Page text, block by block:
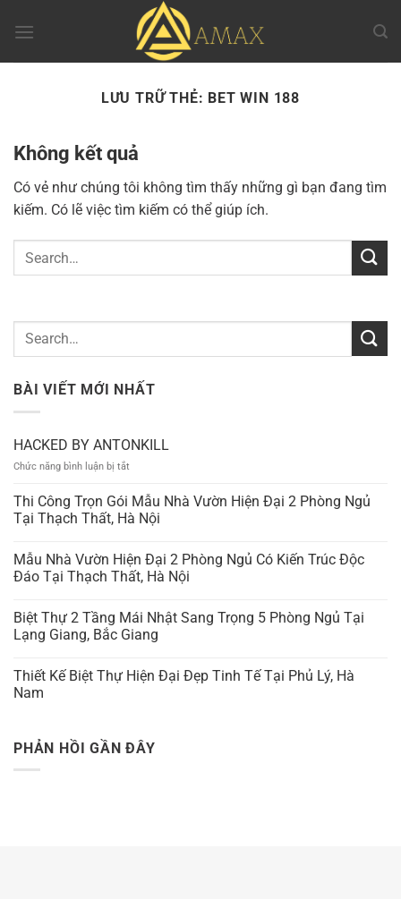
đến
LƯU TRỮ THẺ: BET WIN 188
Không kết quả
Có vẻ như chúng tôi không tìm thấy những gì bạn đang tìm
kiếm. Có lẽ việc tìm kiếm có thể giúp ích.
BÀI VIẾT MỚI NHẤT
HACKED BY ANTONKILL
Chức năng bình luận bị tắt
BY
ANTONKILL
Thi Công Trọn Gói Mẫu Nhà Vườn Hiện Đại 2 Phòng Ngủ
Tại Thạch Thất, Hà Nội
Mẫu Nhà Vườn Hiện Đại 2 Phòng Ngủ Có Kiến Trúc Độc
Đáo Tại Thạch Thất, Hà Nội
Biệt Thự 2 Tầng Mái Nhật Sang Trọng 5 Phòng Ngủ Tại
Lạng Giang, Bắc Giang
Thiết Kế Biệt Thự Hiện Đại Đẹp Tinh Tế Tại Phủ Lý, Hà
Nam
PHẢN HỒI GẦN ĐÂY